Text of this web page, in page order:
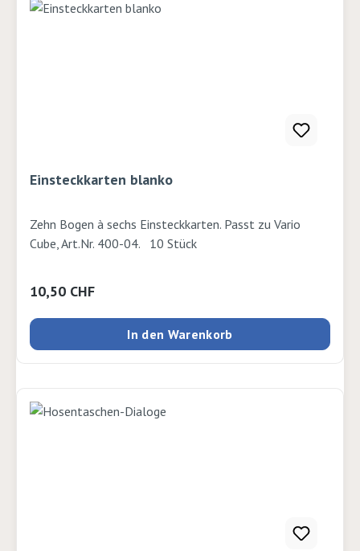
Einsteckkarten blanko
Zehn Bogen à sechs Einsteckkarten. Passt zu Vario
Cube, Art.Nr. 400-04. 10 Stück
Regulärer Preis:
10,50 CHF
In den Warenkorb